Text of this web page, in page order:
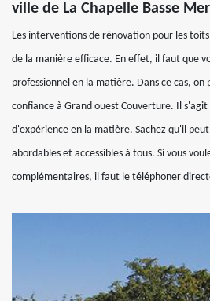
ville de La Chapelle Basse
Les interventions de rénovation pour les
de la manière efficace. En effet, il faut que
professionnel en la matière. Dans ce cas,
confiance à Grand ouest Couverture. Il
d'expérience en la matière. Sachez qu'il
abordables et accessibles à tous. Si vous
complémentaires, il faut le téléphoner